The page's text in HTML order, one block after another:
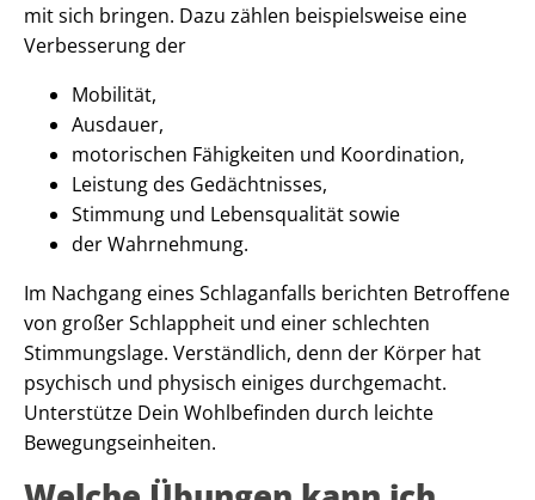
mit sich bringen. Dazu zählen beispielsweise eine
Verbesserung der
Mobilität,
Ausdauer,
motorischen Fähigkeiten und Koordination,
Leistung des Gedächtnisses,
Stimmung und Lebensqualität sowie
der Wahrnehmung.
Im Nachgang eines Schlaganfalls berichten Betroffene
von großer Schlappheit und einer schlechten
Stimmungslage. Verständlich, denn der Körper hat
psychisch und physisch einiges durchgemacht.
Unterstütze Dein Wohlbefinden durch leichte
Bewegungseinheiten.